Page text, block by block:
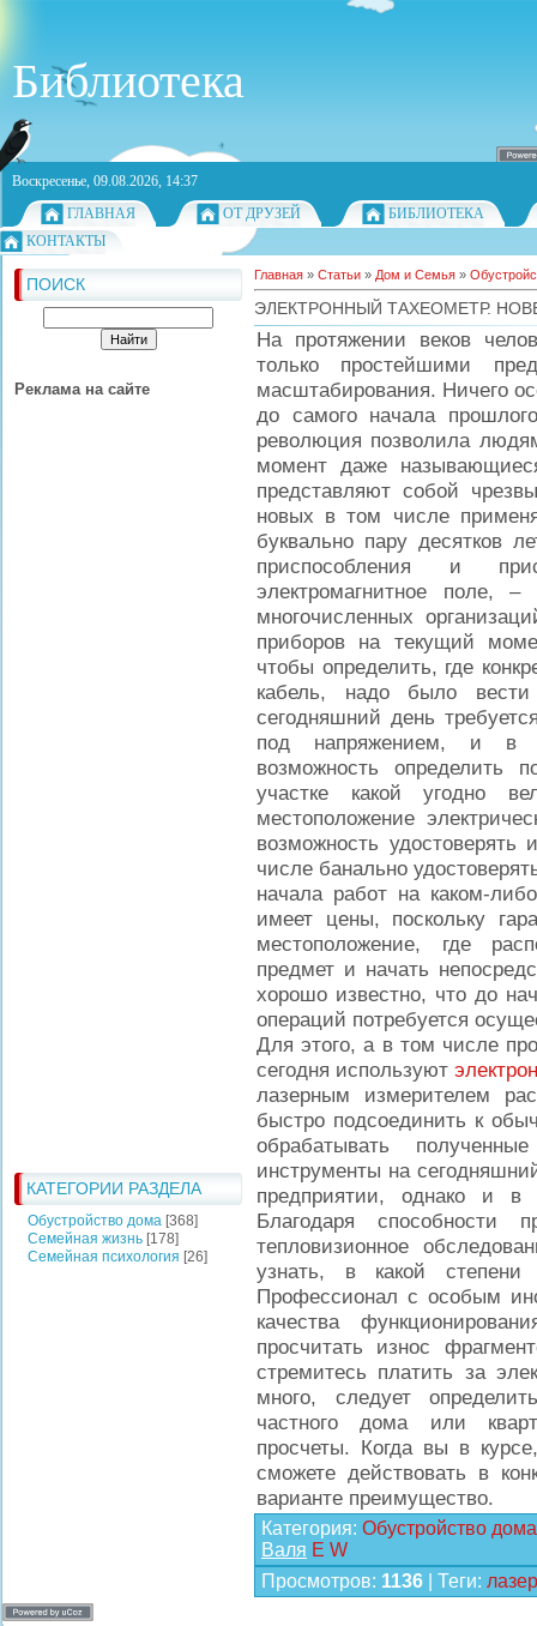
Библиотека
Воскресенье, 09.08.2026, 14:37
ГЛАВНАЯ
ОТ ДРУЗЕЙ
БИБЛИОТЕКА
КОНТАКТЫ
ПОИСК
Реклама на сайте
КАТЕГОРИИ РАЗДЕЛА
Обустройство дома [368]
Семейная жизнь [178]
Семейная психология [26]
Главная » Статьи » Дом и Семья »
ЭЛЕКТРОННЫЙ ТАХЕОМЕТР.
На протяжении веков
только простейшими
масштабирования. Ничего
до самого начала
революция позволила
момент даже
представляют собой
новых в том числе
буквально пару десятков
приспособления и
электромагнитное поле,
многочисленных
приборов на текущий
чтобы определить, где
кабель, надо было
сегодняшний день
под напряжением, и в
возможность определить
участке какой угодно
местоположение
возможность
числе банально
начала работ на каком-
имеет цены, поскольку
местоположение, где
предмет и начать
хорошо известно, что до
операций потребуется
Для этого, а в том числе
сегодня используют
лазерным измерителем
быстро подсоединить к
обрабатывать
инструменты на
предприятии, однако и в
Благодаря способности
тепловизионное
узнать, в какой
Профессионал с особым
качества
просчитать износ
стремитесь платить за
много, следует
частного дома или
просчеты. Когда вы в
сможете действовать в
варианте преимущество.
Категория: Обустройство дома
Валя E W
Просмотров: 1136 Теги: лазер